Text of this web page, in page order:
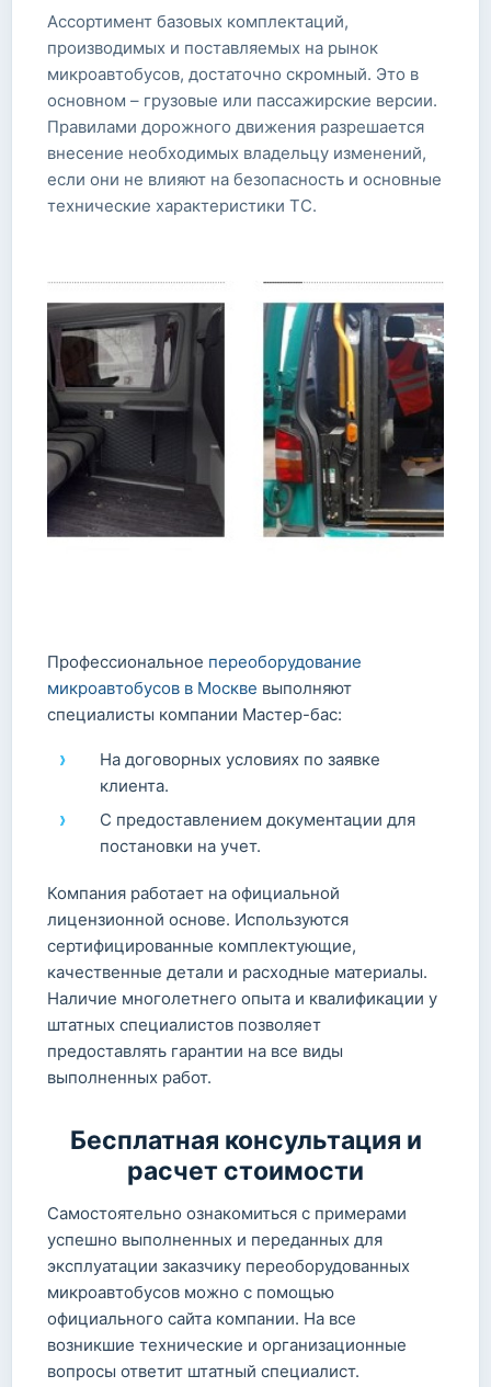
Ассортимент базовых комплектаций,
производимых и поставляемых на рынок
микроавтобусов, достаточно скромный. Это в
основном – грузовые или пассажирские версии.
Правилами дорожного движения разрешается
внесение необходимых владельцу изменений,
если они не влияют на безопасность и основные
технические характеристики ТС.
Профессиональное переоборудование
микроавтобусов в Москве выполняют
специалисты компании Мастер-бас:
На договорных условиях по заявке
клиента.
С предоставлением документации для
постановки на учет.
Компания работает на официальной
лицензионной основе. Используются
сертифицированные комплектующие,
качественные детали и расходные материалы.
Наличие многолетнего опыта и квалификации у
штатных специалистов позволяет
предоставлять гарантии на все виды
выполненных работ.
Бесплатная консультация и
расчет стоимости
Самостоятельно ознакомиться с примерами
успешно выполненных и переданных для
эксплуатации заказчику переоборудованных
микроавтобусов можно с помощью
официального сайта компании. На все
возникшие технические и организационные
вопросы ответит штатный специалист.